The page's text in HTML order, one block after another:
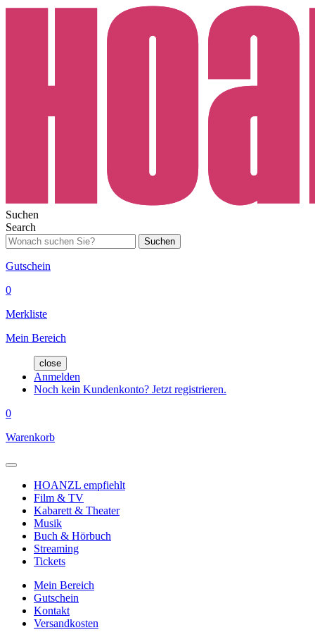
Suchen
Search
Suchen
Gutschein
0
Merkliste
Mein Bereich
close
Anmelden
Noch kein Kundenkonto? Jetzt registrieren.
0
Warenkorb
HOANZL empfiehlt
Film & TV
Kabarett & Theater
Musik
Buch & Hörbuch
Streaming
Tickets
Mein Bereich
Gutschein
Kontakt
Versandkosten